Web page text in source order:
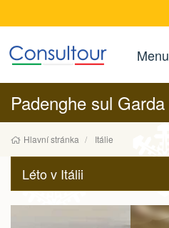
Menu
Padenghe sul Garda
Hlavní stránka Itálie
Léto v Itálii